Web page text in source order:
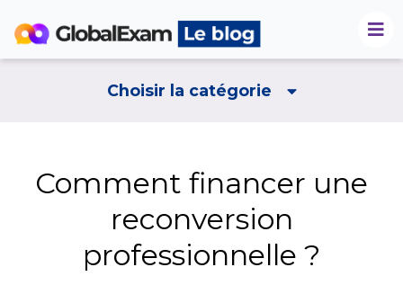
Choisir la catégorie
Comment financer une
reconversion
professionnelle ?